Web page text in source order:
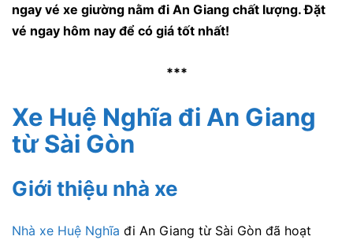
ngay vé xe giường nằm đi An Giang chất lượng. Đặt
vé ngay hôm nay để có giá tốt nhất!
***
Xe Huệ Nghĩa đi An Giang
từ Sài Gòn
Giới thiệu nhà xe
Nhà xe Huệ Nghĩa đi An Giang từ Sài Gòn đã hoạt